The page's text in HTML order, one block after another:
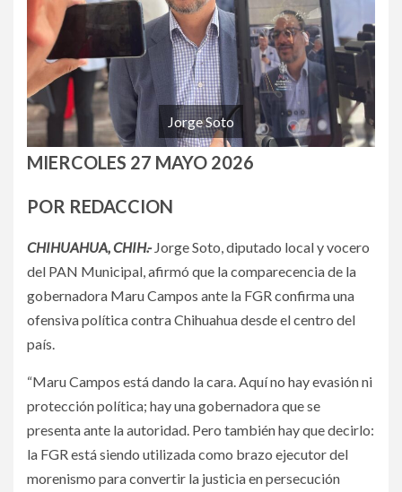
Jorge Soto
MIERCOLES 27 MAYO 2026
POR REDACCION
CHIHUAHUA, CHIH.-Jorge Soto, diputado local y vocero
del PAN Municipal, afirmó que la comparecencia de la
gobernadora Maru Campos ante la FGR confirma una
ofensiva política contra Chihuahua desde el centro del
país.
“Maru Campos está dando la cara. Aquí no hay evasión ni
protección política; hay una gobernadora que se
presenta ante la autoridad. Pero también hay que decirlo:
la FGR está siendo utilizada como brazo ejecutor del
morenismo para convertir la justicia en persecución